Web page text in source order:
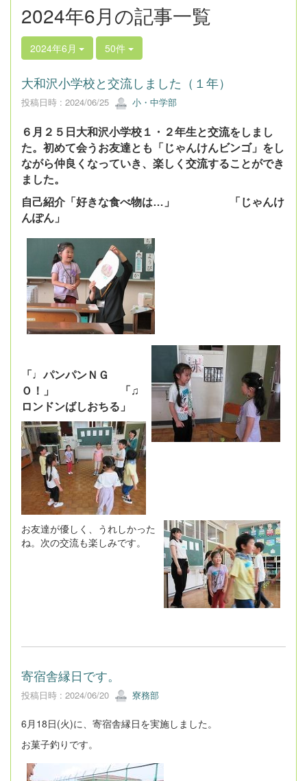
2024年6月の記事一覧
2024年6月 50件
大和沢小学校と交流しました（１年）
投稿日時 : 2024/06/25 小・中学部
６月２５日大和沢小学校１・２年生と交流をしまし
た。初めて会うお友達とも「じゃんけんビンゴ」をし
ながら仲良くなっていき、楽しく交流することができ
ました。
自己紹介「好きな食べ物は…」 「じゃんけ
んぽん」
「♩パンパンＮＧ
Ｏ！」 「♫
ロンドンばしおちる」
お友達が優しく、うれしかった
ね。次の交流も楽しみです。
寄宿舎縁日です。
投稿日時 : 2024/06/20 寮務部
6月18日(火)に、寄宿舎縁日を実施しました。
お菓子釣りです。